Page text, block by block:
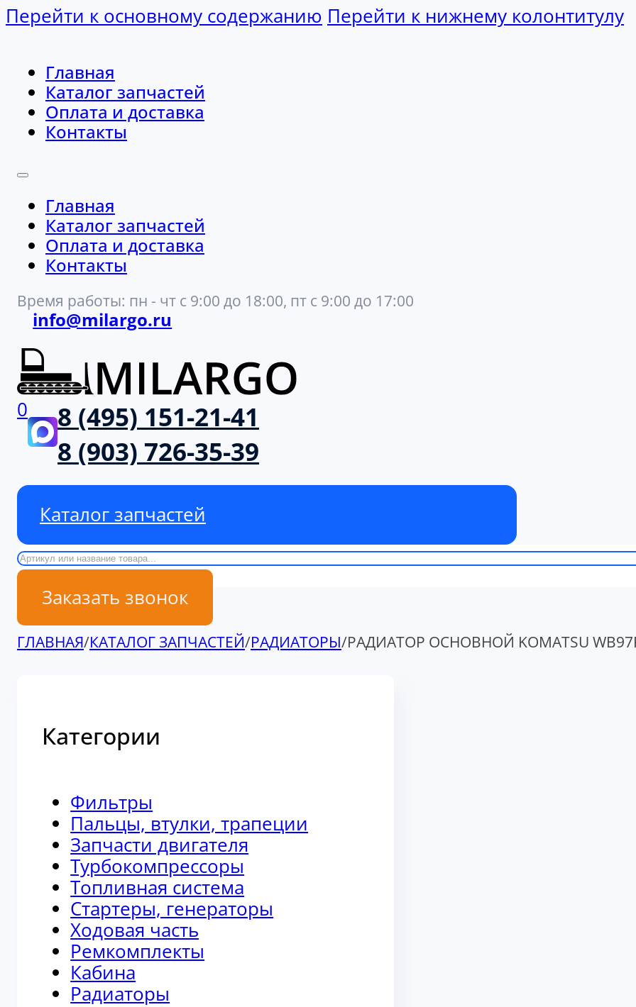
Перейти к основному содержанию Перейти к нижнему колонтитулу
Главная
Каталог запчастей
Оплата и доставка
Контакты
Главная
Каталог запчастей
Оплата и доставка
Контакты
Время работы: пн - чт с 9:00 до 18:00, пт с 9:00 до 17:00
info@milargo.ru
0
8 (495) 151-21-41
8 (903) 726-35-39
Каталог запчастей
Поиск
Заказать звонок
ГЛАВНАЯ/КАТАЛОГ ЗАПЧАСТЕЙ/РАДИАТОРЫ/РАДИАТОР ОСНОВНОЙ KOMATSU
Категории
Фильтры
Пальцы, втулки, трапеции
Запчасти двигателя
Турбокомпрессоры
Топливная система
Стартеры, генераторы
Ходовая часть
Ремкомплекты
Кабина
Радиаторы